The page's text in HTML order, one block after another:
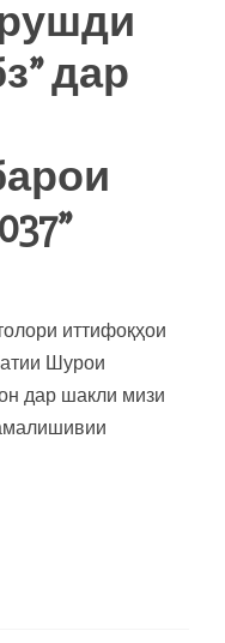
дар
иттифоқҳои
Шурои
дар шакли мизи